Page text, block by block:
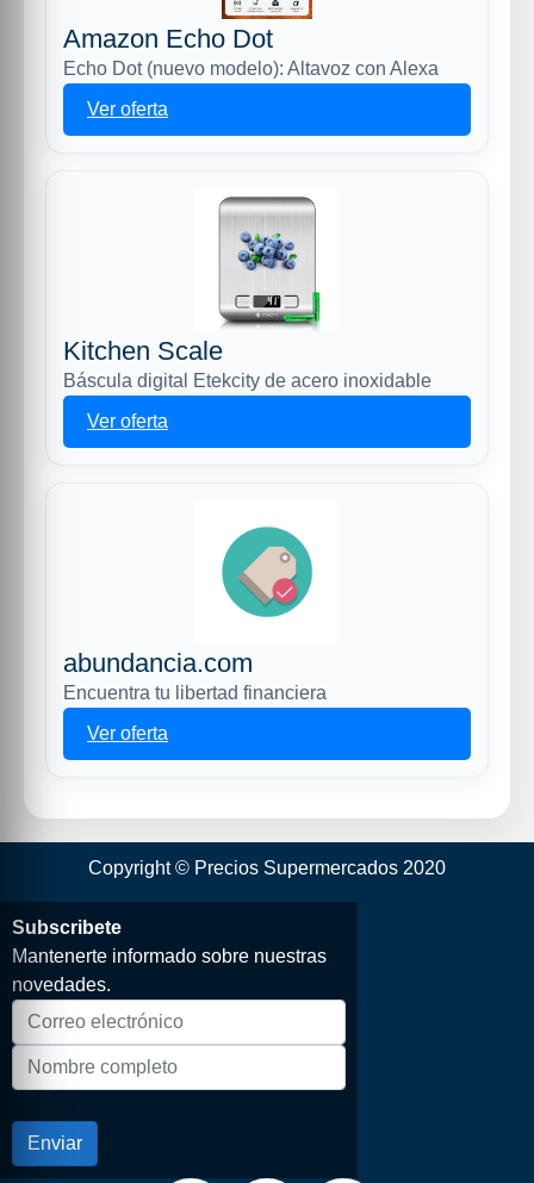
Amazon Echo Dot
Echo Dot (nuevo modelo): Altavoz con Alexa
Ver oferta
Kitchen Scale
Báscula digital Etekcity de acero inoxidable
Ver oferta
abundancia.com
Encuentra tu libertad financiera
Ver oferta
Copyright © Precios Supermercados 2020
Subscribete
Mantenerte informado sobre nuestras
novedades.